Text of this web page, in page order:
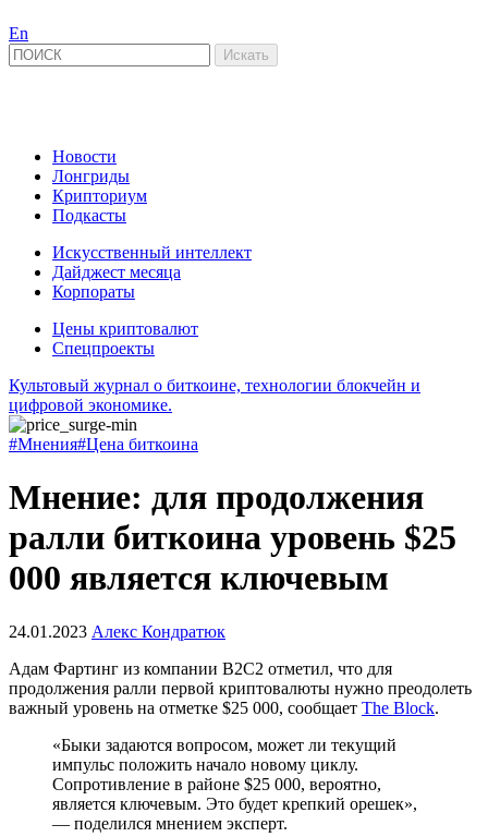
En
Новости
Лонгриды
Крипториум
Подкасты
Искусственный интеллект
Дайджест месяца
Корпораты
Цены криптовалют
Спецпроекты
Культовый журнал о биткоине, технологии блокчейн и
цифровой экономике.
#Мнения#Цена биткоина
Мнение: для продолжения
ралли биткоина уровень $25
000 является ключевым
24.01.2023 Алекс Кондратюк
Адам Фартинг из компании B2C2 отметил, что для
продолжения ралли первой криптовалюты нужно преодолеть
важный уровень на отметке $25 000, сообщает The Block.
«Быки задаются вопросом, может ли текущий
импульс положить начало новому циклу.
Сопротивление в районе $25 000, вероятно,
является ключевым. Это будет крепкий орешек»,
— поделился мнением эксперт.